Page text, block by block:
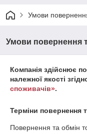
Умови
Умови повернення
Компанія здійснює
належної якості
споживачів».
Терміни повернення
Повернення та обмін